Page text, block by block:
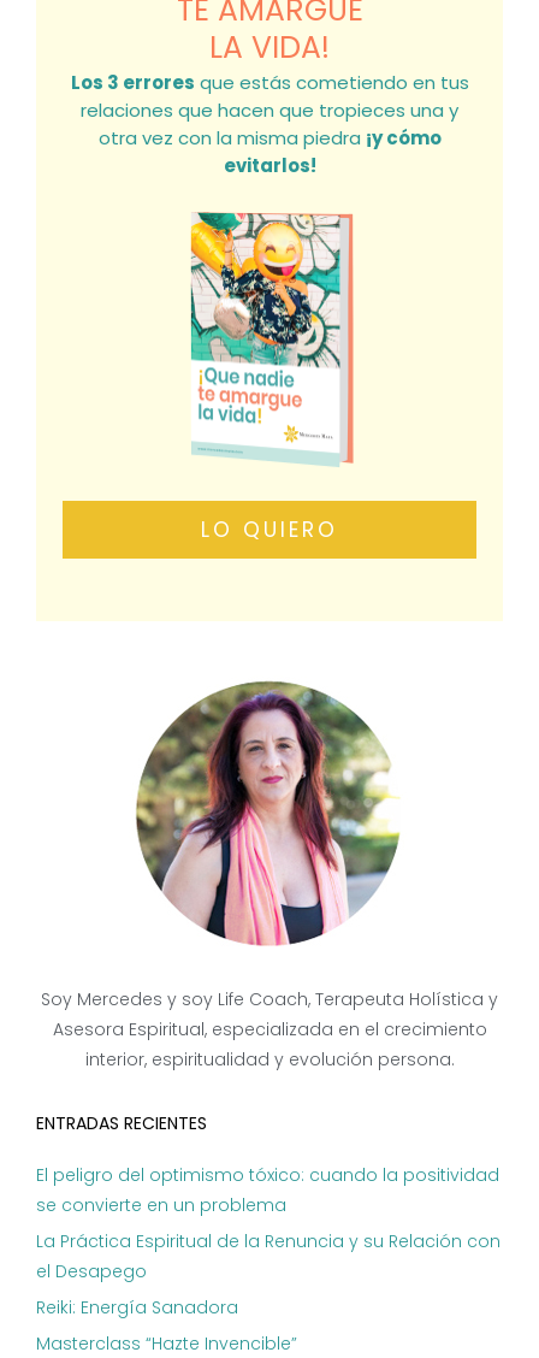
TE AMARGUE
LA VIDA!
Los 3 errores que estás cometiendo en tus
relaciones que hacen que tropieces una y
otra vez con la misma piedra ¡y cómo
evitarlos!
LO QUIERO
Soy Mercedes y soy Life Coach, Terapeuta Holística y
Asesora Espiritual, especializada en el crecimiento
interior, espiritualidad y evolución persona.
ENTRADAS RECIENTES
El peligro del optimismo tóxico: cuando la positividad
se convierte en un problema
La Práctica Espiritual de la Renuncia y su Relación con
el Desapego
Reiki: Energía Sanadora
Masterclass “Hazte Invencible”